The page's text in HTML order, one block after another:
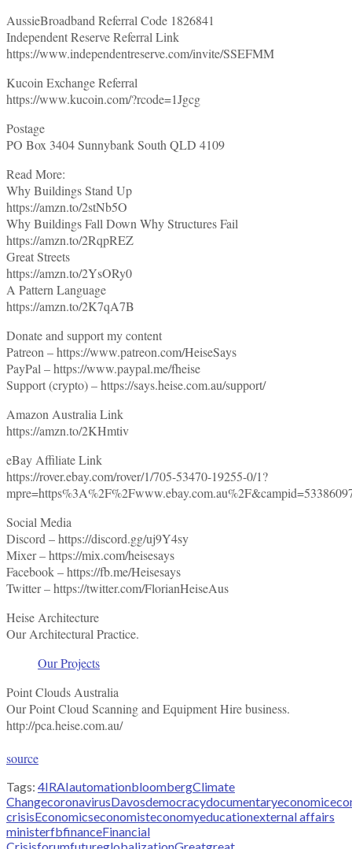
AussieBroadband Referral Code 1826841
Independent Reserve Referral Link
https://www.independentreserve.com/invite/SSEFMM
Kucoin Exchange Referral
https://www.kucoin.com/?rcode=1Jgcg
Postage
PO Box 3404 Sunnybank South QLD 4109
Read More:
Why Buildings Stand Up
https://amzn.to/2stNb5O
Why Buildings Fall Down Why Structures Fail
https://amzn.to/2RqpREZ
Great Streets
https://amzn.to/2YsORy0
A Pattern Language
https://amzn.to/2K7qA7B
Donate and support my content
Patreon – https://www.patreon.com/HeiseSays
PayPal – https://www.paypal.me/fheise
Support (crypto) – https://says.heise.com.au/support/
Amazon Australia Link
https://amzn.to/2KHmtiv
eBay Affiliate Link
https://rover.ebay.com/rover/1/705-53470-19255-0/1?
Social Media
Discord – https://discord.gg/uj9Y4sy
Mixer – https://mix.com/heisesays
Facebook – https://fb.me/Heisesays
Twitter – https://twitter.com/FlorianHeiseAus
Heise Architecture
Our Architectural Practice.
Our Projects
Point Clouds Australia
Our Point Cloud Scanning and Equipment Hire business.
http://pca.heise.com.au/
source
Tags: 4IRAIautomationbloombergClimate
ChangecoronavirusDavosdemocracydocumentaryeconomic
crisisEconomicseconomisteconomyeducationexternal affairs
ministerfbfinanceFinancial